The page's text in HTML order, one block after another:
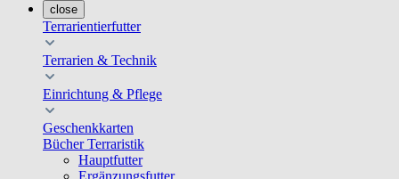
close
Terrarientierfutter
Terrarien & Technik
Einrichtung & Pflege
Geschenkkarten
Bücher Terraristik
Hauptfutter
Ergänzungsfutter